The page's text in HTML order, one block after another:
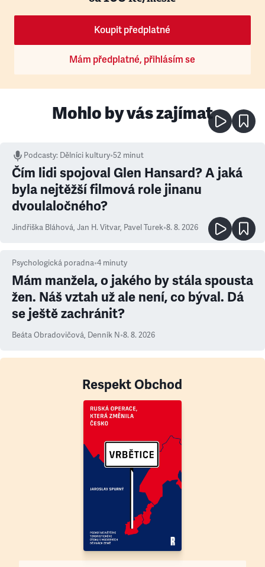
Koupit předplatné
Mám předplatné, přihlásím se
Mohlo by vás zajímat
Podcasty: Dělníci kultury•52 minut
Čím lidi spojoval Glen Hansard? A jaká
byla nejtěžší filmová role jinanu
dvoulaločného?
Jindřiška Bláhová, Jan H. Vitvar, Pavel Turek•8. 8. 2026
Psychologická poradna•4 minuty
Mám manžela, o jakého by stála spousta
žen. Náš vztah už ale není, co býval. Dá
se ještě zachránit?
Beáta Obradovičová, Denník N•8. 8. 2026
Respekt Obchod